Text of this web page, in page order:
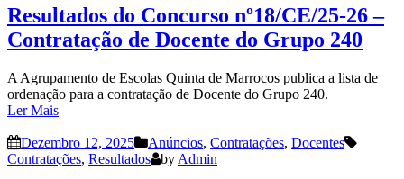
Resultados do Concurso nº18/CE/25-26 –
Contratação de Docente do Grupo 240
A Agrupamento de Escolas Quinta de Marrocos publica a lista de
ordenação para a contratação de Docente do Grupo 240.
Ler Mais
Dezembro 12, 2025 Anúncios, Contratações, Docentes
Contratações, Resultados by Admin